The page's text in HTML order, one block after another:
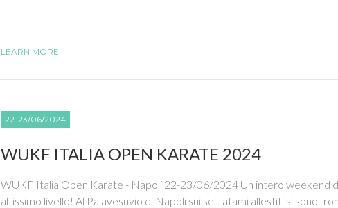
LEARN MORE
22-23/06/2024
WUKF ITALIA OPEN KARATE 2024
WUKF Italia Open Karate - Napoli 22-23/06/2024 Un intero weekend
altissimo livello! Al Palavesuvio di Napoli sui sei tatami allestiti si sono